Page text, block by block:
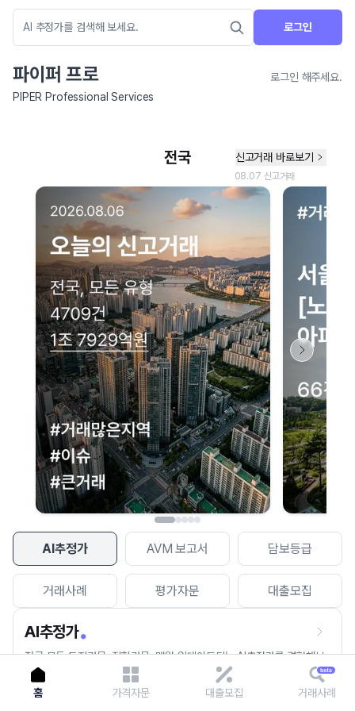
로그인
파이퍼 프로
로그인 해주세요.
PIPER Professional Services
AI추정가 AVM 보고서 담보등급
거래사례 평가자문 대출모집
AI추정가
전국 모든 토지건물, 집합건물, 매월 업데이트되는 AI추정가를 경험해보
세요.
네이버 지도 연결 안내
현재 네이버 지도 연결이 원활하지 않아 지도를 불러올 수 없습니다.
이용에 불편을 드려 죄송합니다.
다시 시도
홈 가격자문 대출모집 거래사례